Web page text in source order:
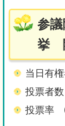
参
挙
当日有
投票者
投票率